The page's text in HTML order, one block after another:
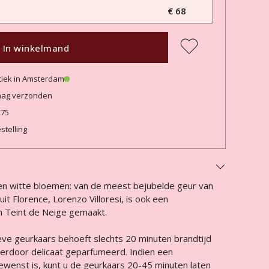
€ 68
In winkelmand
in Amsterdam
verzonden
witte bloemen: van de meest bejubelde geur van
Florence, Lorenzo Villoresi, is ook een
Teint de Neige gemaakt.
geurkaars behoeft slechts 20 minuten brandtijd
delicaat geparfumeerd. Indien een
is, kunt u de geurkaars 20-45 minuten laten